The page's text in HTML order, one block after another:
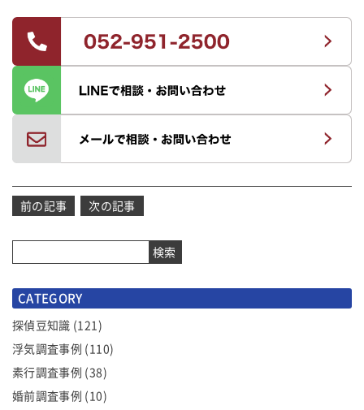
投
ナ
ビ
ー
シ
ョ
ン
前の記事 次の記事
検索
CATEGORY
探偵豆知識 (121)
浮気調査事例 (110)
素行調査事例 (38)
婚前調査事例 (10)